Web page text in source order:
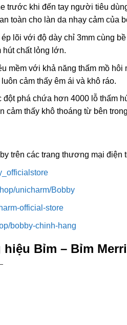
trước khi đến tay người tiêu
toàn cho làn da nhạy cảm của
lõi với độ dày chỉ 3mm cùng
hút chất lỏng lớn.
mềm với khả năng thấm mồ
cảm thấy êm ái và khô ráo.
phá chứa hơn 4000 lỗ thấm
thấy khô thoáng từ bên
trên các trang thương mại điện
unicharm/Bobby
official-store
bobby-chinh-hang
Bỉm – Bỉm